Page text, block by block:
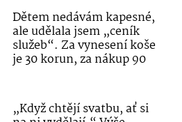
Dětem nedávám kapesné,
ale udělala jsem „ceník
služeb“. Za vynesení koše
je 30 korun, za nákup 90
„Když chtějí svatbu, ať si